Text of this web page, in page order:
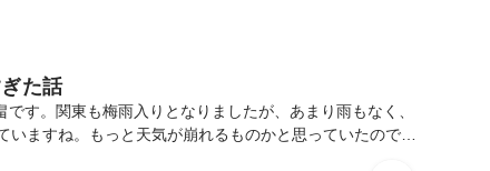
た話
です。関東も梅雨入りとなりましたが、あまり雨もなく、
いますね。もっと天気が崩れるものかと思っていたので、